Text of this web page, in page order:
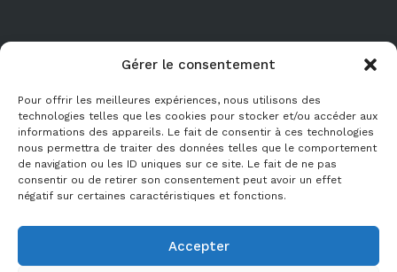
Gérer le consentement
Pour offrir les meilleures expériences, nous utilisons des
technologies telles que les cookies pour stocker et/ou accéder aux
informations des appareils. Le fait de consentir à ces technologies
nous permettra de traiter des données telles que le comportement
de navigation ou les ID uniques sur ce site. Le fait de ne pas
consentir ou de retirer son consentement peut avoir un effet
négatif sur certaines caractéristiques et fonctions.
Accepter
Mentions légales
Politique de cookies